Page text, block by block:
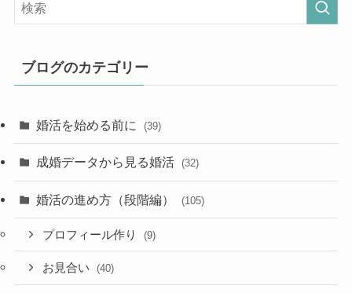
ブログのカテゴリー
婚活を始める前に (39)
成婚データから見る婚活 (32)
婚活の進め方（段階編） (105)
プロフィール作り (9)
お見合い (40)